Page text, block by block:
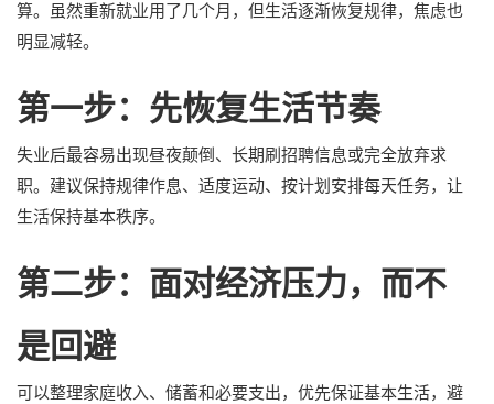
算。虽然重新就业用了几个月，但生活逐渐恢复规律，焦虑也
明显减轻。
第一步：先恢复生活节奏
失业后最容易出现昼夜颠倒、长期刷招聘信息或完全放弃求
职。建议保持规律作息、适度运动、按计划安排每天任务，让
生活保持基本秩序。
第二步：面对经济压力，而不
是回避
可以整理家庭收入、储蓄和必要支出，优先保证基本生活，避